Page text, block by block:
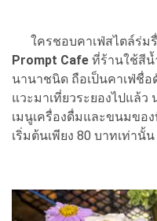
ใครชอบคาเฟ่สไตล์ร่มรื่
Prompt Cafe ที่ร้านใช้สี
นานาชนิด ถือเป็นคาเฟ่ชื่
แวะมาเที่ยวระยองไปแล้ว
เมนูเครื่องดื่มและขนมขอ
เริ่มต้นเพียง 80 บาทเท่านั้